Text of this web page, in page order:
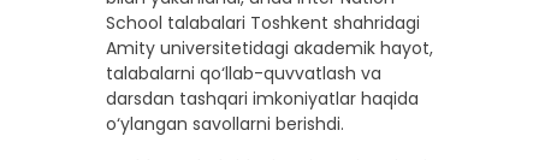
School talabalari Toshkent shahridagi
Amity universitetidagi akademik hayot,
talabalarni qo‘llab-quvvatlash va
darsdan tashqari imkoniyatlar haqida
o‘ylangan savollarni berishdi.